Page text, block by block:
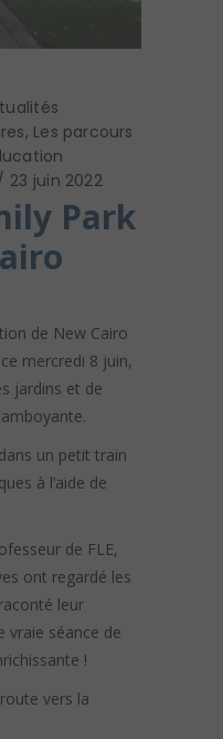
, Les parcours
23 juin 2022
Park
de New Cairo
mercredi 8 juin,
jardins et de
un petit train
à l’aide de
de FLE,
ont regardé les
leur
vraie séance de
!
vers la